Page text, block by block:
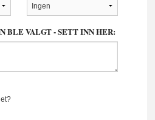
BLE VALGT - SETT INN HER: